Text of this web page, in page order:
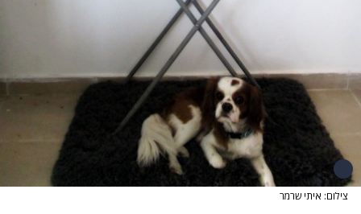
צילום: איתי שרמר